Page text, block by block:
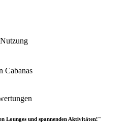
Cabanas
Lounges und spannenden Aktivitäten!"